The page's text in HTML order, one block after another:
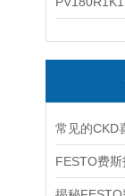
常见的CKD